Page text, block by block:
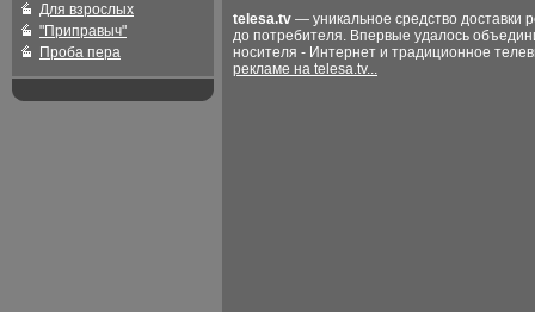
Для взрослых
"Приправыч"
Проба пера
telesa.tv — уникальное средство доставки
до потребителя. Впервые удалось
носителя - Интернет и традиционное
рекламе на telesa.tv...